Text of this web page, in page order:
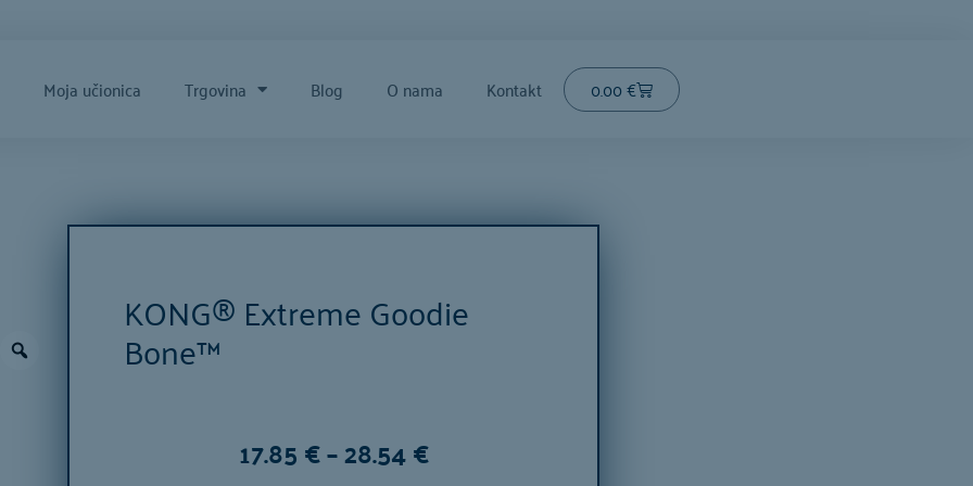
Moja učionica Trgovina Blog O nama Kontakt 0.00€Cart
KONG® Extreme Goodie
Bone™
17.85€–28.54€Raspon